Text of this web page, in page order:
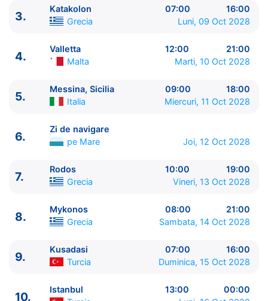
ITINERARIU
----------------------------------------
1. Pireu, Atena Grecia
3.
Katakolon
07:00 - 16:00
Valletta Malta
6.
Zi de navigare
00:00 - 00:00
Rodos Grecia
Mykonos Grecia
08:00 - 21:00
9.
Kusadasi Turcia
07:00 - 16:00
Istanbul Turcia
00:00 - 00:00
3.
Katakolon 07:00
16:00
Grecia
Luni, 09 Oct 2028
4.
Valletta 12:00
21:00
Malta
Marti, 10 Oct 2028
5.
Messina, Sicilia 09:00
18:00
Italia
Miercuri, 11 Oct 2028
6.
Zi de navigare
pe Mare
Joi, 12 Oct 2028
7.
Rodos 10:00
19:00
Grecia
Vineri, 13 Oct 2028
8.
Mykonos 08:00
21:00
Grecia
Sambata, 14 Oct 2028
9.
Kusadasi 07:00
16:00
Turcia
Duminica, 15 Oct 2028
10.
Istanbul 13:00
00:00